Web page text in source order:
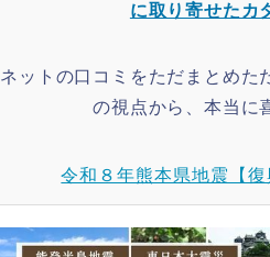
に取り寄せたカ
ネットの口コミをただまとめた
の視点から、本当に
令和８年熊本県地震【